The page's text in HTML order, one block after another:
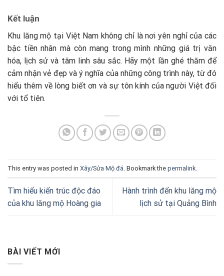
Kết luận
Khu lăng mộ tại Việt Nam không chỉ là nơi yên nghỉ của các
bậc tiền nhân mà còn mang trong mình những giá trị văn
hóa, lịch sử và tâm linh sâu sắc. Hãy một lần ghé thăm để
cảm nhận vẻ đẹp và ý nghĩa của những công trình này, từ đó
hiểu thêm về lòng biết ơn và sự tôn kính của người Việt đối
với tổ tiên.
This entry was posted in Xây/Sửa Mộ đá . Bookmark the permalink
Tìm hiểu kiến trúc độc đáo
của khu lăng mộ Hoàng gia
Hành trình đến khu lăng mộ
lịch sử tại Quảng Bình
BÀI VIẾT MỚI